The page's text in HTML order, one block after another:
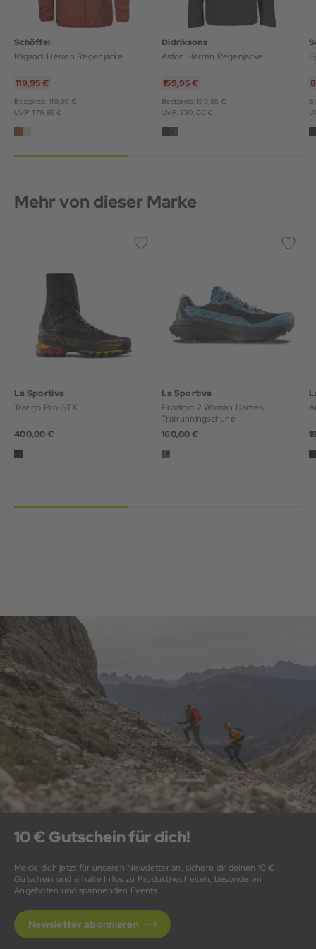
Schöffel
Migandi Herren Regenjacke
119,95 €
Bestpreis: 119,95 €
UVP: 179,95 €
Didriksons
Aston Herren Regenjacke
159,95 €
Bestpreis: 159,95 €
UVP: 230,00 €
Mehr von dieser Marke
La Sportiva
Trango Pro GTX
400,00 €
La Sportiva
Prodigio 2 Woman Damen
Trailrunningschuhe
160,00 €
10 € Gutschein für dich!
Melde dich jetzt für unseren Newsletter an, sichere dir deinen 10 €
Gutschein und erhalte Infos zu Produktneuheiten, besonderen
Angeboten und spannenden Events.
Newsletter abonnieren